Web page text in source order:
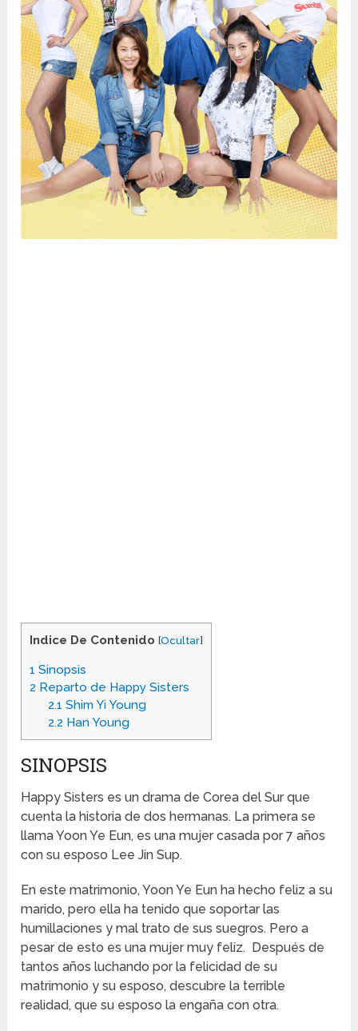
Indice De Contenido [Ocultar]
1 Sinopsis
2 Reparto de Happy Sisters
2.1 Shim Yi Young
2.2 Han Young
SINOPSIS
Happy Sisters es un drama de Corea del Sur que
cuenta la historia de dos hermanas. La primera se
llama Yoon Ye Eun, es una mujer casada por 7 años
con su esposo Lee Jin Sup.
En este matrimonio, Yoon Ye Eun ha hecho feliz a su
marido, pero ella ha tenido que soportar las
humillaciones y mal trato de sus suegros. Pero a
pesar de esto es una mujer muy feliz. Después de
tantos años luchando por la felicidad de su
matrimonio y su esposo, descubre la terrible
realidad, que su esposo la engaña con otra.